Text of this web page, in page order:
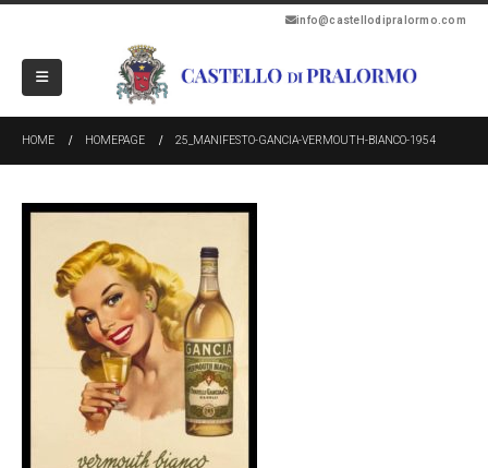
info@castellodipralormo.com
HOME HOMEPAGE 25_MANIFESTO-GANCIA-VERMOUTH-BIANCO-1954